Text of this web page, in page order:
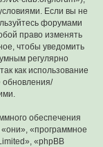
Если вы не
форумами
право изменять
чтобы уведомить
регулярно
как использование
обновления/
обеспечения
«программное
«phpBB